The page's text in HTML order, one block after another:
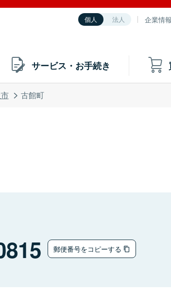
個人 法人 企業情報
サービス・お手続き
古館町
郵便番号をコピーする